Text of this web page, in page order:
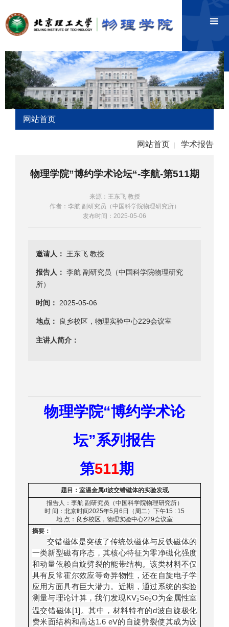
网站首页
网站首页 学术报告
物理学院”博约学术论坛“-李航-第511期
来源：王东飞 教授
作者：李航 副研究员（中国科学院物理研究所）
发布时间：2025-05-06
邀请人： 王东飞 教授
报告人： 李航 副研究员（中国科学院物理研究
所）
时间： 2025-05-06
地点： 良乡校区，物理实验中心229会议室
主讲人简介：
物理学院“博约学术论
坛”系列报告
第511期
题目：室温金属d波交错磁体的实验发现
报告人：李航 副研究员（中国科学院物理研究所）
时 间：北京时间2025年5 月6 日（周二）下午15 : 15
地 点：良乡校区，物理实验中心229会议室
摘要：
交错磁体是突破了传统铁磁体与反铁磁体的
一类新型磁有序态，其核心特征为零净磁化强度
和动量依赖自旋劈裂的能带结构。该类材料不仅
具有反常霍尔效应等奇异物性，还在自旋电子学
应用方面具有巨大潜力。近期，通过系统的实验
测量与理论计算，我们发现KV2Se2O为金属性室
温交错磁体[1] 。其中，材料特有的d波自旋极化
费米面结构和高达1.6 eV的自旋劈裂使其成为设